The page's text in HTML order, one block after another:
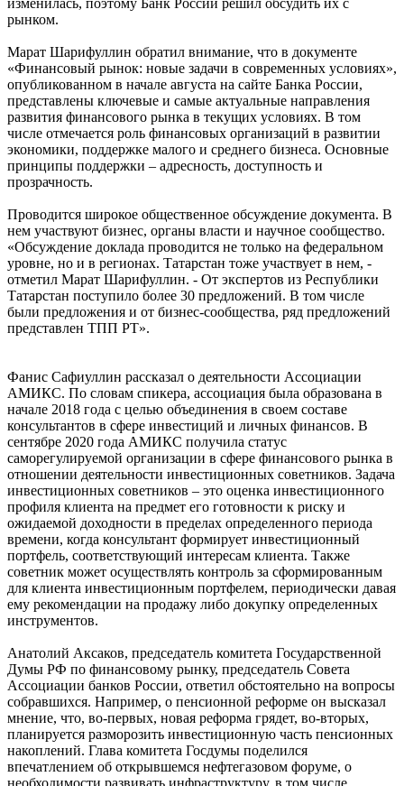
рынком.
Марат Шарифуллин обратил внимание, что в документе
«Финансовый рынок: новые задачи в современных условиях»,
опубликованном в начале августа на сайте Банка России,
представлены ключевые и самые актуальные направления
развития финансового рынка в текущих условиях. В том
числе отмечается роль финансовых организаций в развитии
экономики, поддержке малого и среднего бизнеса. Основные
принципы поддержки – адресность, доступность и
прозрачность.
Проводится широкое общественное обсуждение документа. В
нем участвуют бизнес, органы власти и научное сообщество.
«Обсуждение доклада проводится не только на федеральном
уровне, но и в регионах. Татарстан тоже участвует в нем, -
отметил Марат Шарифуллин. - От экспертов из Республики
Татарстан поступило более 30 предложений. В том числе
были предложения и от бизнес-сообщества, ряд предложений
представлен ТПП РТ».
Фанис Сафиуллин рассказал о деятельности Ассоциации
АМИКС. По словам спикера, ассоциация была образована в
начале 2018 года с целью объединения в своем составе
консультантов в сфере инвестиций и личных финансов. В
сентябре 2020 года АМИКС получила статус
саморегулируемой организации в сфере финансового рынка в
отношении деятельности инвестиционных советников. Задача
инвестиционных советников – это оценка инвестиционного
профиля клиента на предмет его готовности к риску и
ожидаемой доходности в пределах определенного периода
времени, когда консультант формирует инвестиционный
портфель, соответствующий интересам клиента. Также
советник может осуществлять контроль за сформированным
для клиента инвестиционным портфелем, периодически давая
ему рекомендации на продажу либо докупку определенных
инструментов.
Анатолий Аксаков, председатель комитета Государственной
Думы РФ по финансовому рынку, председатель Совета
Ассоциации банков России, ответил обстоятельно на вопросы
собравшихся. Например, о пенсионной реформе он высказал
мнение, что, во-первых, новая реформа грядет, во-вторых,
планируется разморозить инвестиционную часть пенсионных
накоплений. Глава комитета Госдумы поделился
впечатлением об открывшемся нефтегазовом форуме, о
необходимости развивать инфраструктуру, в том числе